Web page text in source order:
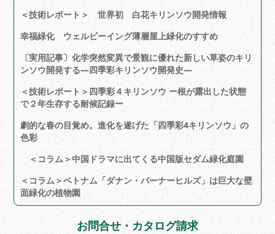
＜技術レポート＞ 世界初 白花キリンソウ開発情報
幸福緑化 ウェルビーイング薄層屋上緑化のすすめ
〔実用記事〕化学突然変異で景観に優れた新しい草姿のキリ
ンソウ開発する―四季彩キリンソウ開発史―
＜技術レポート＞四季彩４キリンソウ ー根が露出した状態
で２年生存する耐候記録ー
劇的な春の目覚め。進化を遂げた「四季彩4キリンソウ」の
色彩
＜コラム＞中国ドラマに出てくる中国版セダム緑化庭園
＜コラム＞ベトナム「ダナン・バーナーヒルズ」は巨大な壁
面緑化の植物園
お問合せ・カタログ請求